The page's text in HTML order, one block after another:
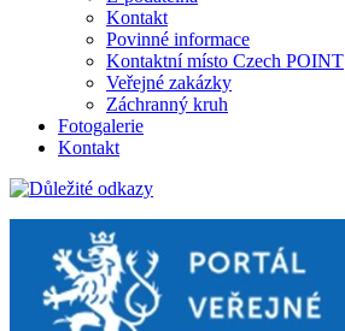
Kontakt
Povinné informace
Kontaktní místo Czech POINT
Veřejné zakázky
Záchranný kruh
Fotogalerie
Kontakt